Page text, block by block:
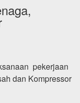
pekerjaan
dan Kompressor